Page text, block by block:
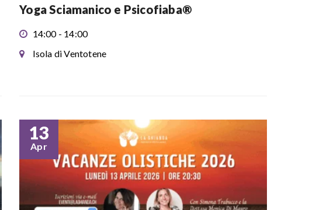
Yoga Sciamanico e Psicofiaba®
14:00 - 14:00
Isola di Ventotene
13
Apr